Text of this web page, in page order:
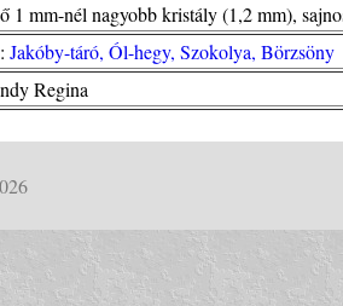
1 mm-nél nagyobb kristály (1,2 mm),
Jakóby-táró, Ól-hegy, Szokolya, Börzsöny
Regina